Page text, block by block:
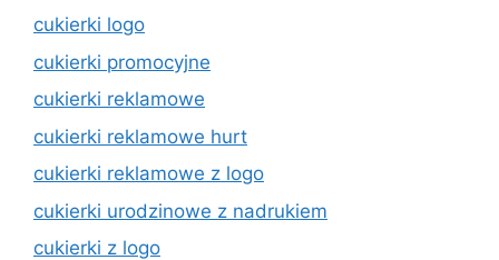
cukierki logo
cukierki promocyjne
cukierki reklamowe
cukierki reklamowe hurt
cukierki reklamowe z logo
cukierki urodzinowe z nadrukiem
cukierki z logo